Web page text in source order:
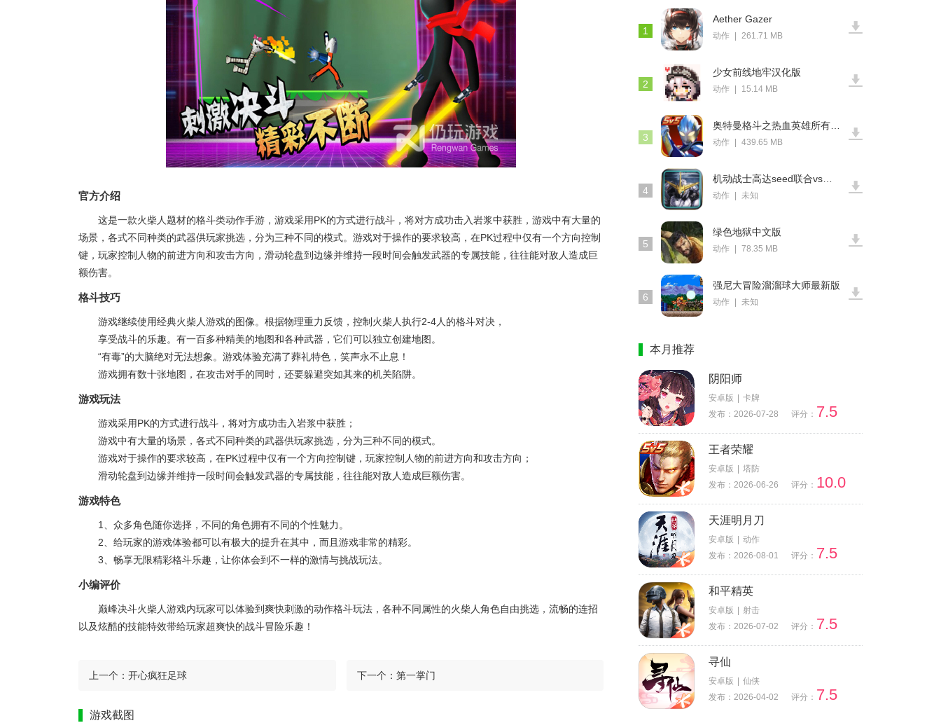
官方介绍
这是一款火柴人题材的格斗类动作手游，游戏采用PK的方式进行战斗，将对方成功击入岩浆中获胜，游戏中有大量的
场景，各式不同种类的武器供玩家挑选，分为三种不同的模式。游戏对于操作的要求较高，在PK过程中仅有一个方向控制
键，玩家控制人物的前进方向和攻击方向，滑动轮盘到边缘并维持一段时间会触发武器的专属技能，往往能对敌人造成巨
额伤害。
格斗技巧
游戏继续使用经典火柴人游戏的图像。根据物理重力反馈，控制火柴人执行2-4人的格斗对决，
享受战斗的乐趣。有一百多种精美的地图和各种武器，它们可以独立创建地图。
“有毒”的大脑绝对无法想象。游戏体验充满了葬礼特色，笑声永不止息！
游戏拥有数十张地图，在攻击对手的同时，还要躲避突如其来的机关陷阱。
游戏玩法
游戏采用PK的方式进行战斗，将对方成功击入岩浆中获胜；
游戏中有大量的场景，各式不同种类的武器供玩家挑选，分为三种不同的模式。
游戏对于操作的要求较高，在PK过程中仅有一个方向控制键，玩家控制人物的前进方向和攻击方向；
滑动轮盘到边缘并维持一段时间会触发武器的专属技能，往往能对敌人造成巨额伤害。
游戏特色
1、众多角色随你选择，不同的角色拥有不同的个性魅力。
2、给玩家的游戏体验都可以有极大的提升在其中，而且游戏非常的精彩。
3、畅享无限精彩格斗乐趣，让你体会到不一样的激情与挑战玩法。
小编评价
巅峰决斗火柴人游戏内玩家可以体验到爽快刺激的动作格斗玩法，各种不同属性的火柴人角色自由挑选，流畅的连招
以及炫酷的技能特效带给玩家超爽快的战斗冒险乐趣！
上一个： 开心疯狂足球 下一个： 第一掌门
游戏截图
1
Aether Gazer
动作 261.71 MB
2
少女前线地牢汉化版
动作 15.14 MB
3 动作 439.65 MB
4 动作 未知
5
绿色地狱中文版
动作 78.35 MB
6
强尼大冒险溜溜球大师最新版
动作 未知
本月推荐
阴阳师
安卓版
卡牌
发布：2026-07-28
评分： 7.5
王者荣耀
安卓版
塔防
发布：2026-06-26
评分： 10.0
天涯明月刀
安卓版
动作
发布：2026-08-01
评分： 7.5
和平精英
安卓版
射击
发布：2026-07-02
评分： 7.5
寻仙
安卓版
仙侠
发布：2026-04-02
评分： 7.5